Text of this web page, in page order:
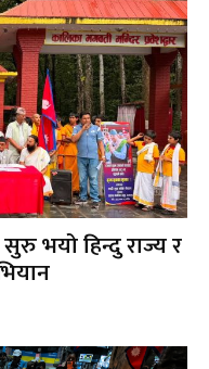
भयो हिन्दु राज्य र